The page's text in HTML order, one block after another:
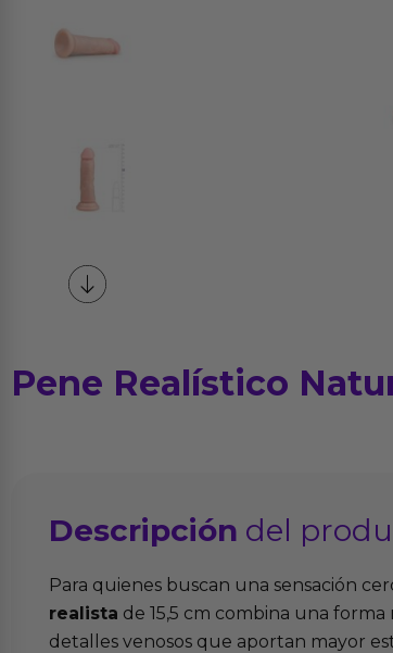
Pene Realístico
Descripción del
Para quienes buscan una sensación
realista de 15,5 cm combina una
detalles venosos que aportan mayor